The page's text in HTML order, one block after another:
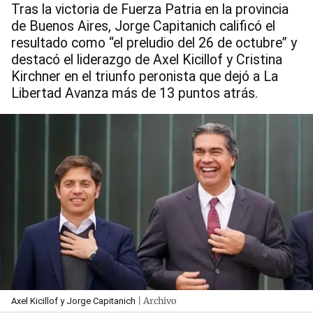
Tras la victoria de Fuerza Patria en la provincia
de Buenos Aires, Jorge Capitanich calificó el
resultado como “el preludio del 26 de octubre” y
destacó el liderazgo de Axel Kicillof y Cristina
Kirchner en el triunfo peronista que dejó a La
Libertad Avanza más de 13 puntos atrás.
Axel Kicillof y Jorge Capitanich | Archivo